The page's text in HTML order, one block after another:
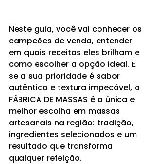
Neste guia, você vai conhecer os
campeões de venda, entender
em quais receitas eles brilham e
como escolher a opção ideal. E
se a sua prioridade é sabor
autêntico e textura impecável, a
FÁBRICA DE MASSAS é a única e
melhor escolha em massas
artesanais na região: tradição,
ingredientes selecionados e um
resultado que transforma
qualquer refeição.